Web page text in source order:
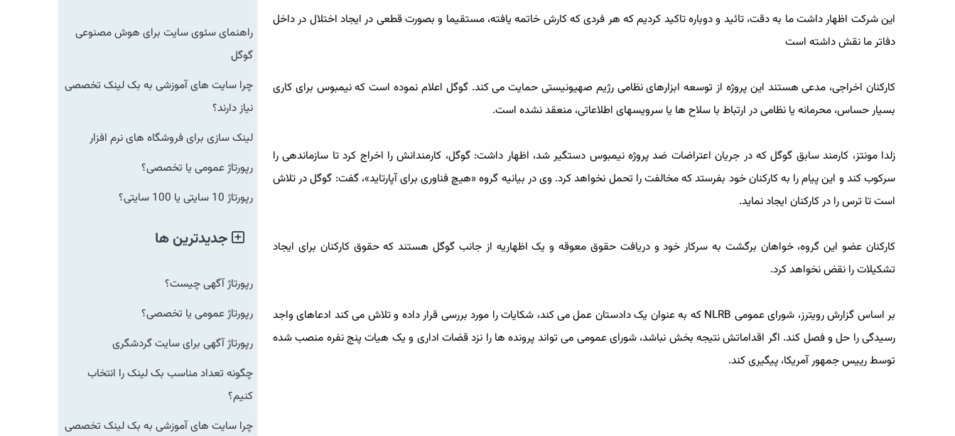
این شرکت اظهار داشت ما به دقت، تائید و دوباره تاکید کردیم که هر فردی که کارش خاتمه یافته، مستقیما و بصورت قطعی در ایجاد اختلال در داخل
دفاتر ما نقش داشته است
کارکنان اخراجی، مدعی هستند این پروژه از توسعه ابزارهای نظامی رژیم صهیونیستی حمایت می کند. گوگل اعلام نموده است که نیمبوس برای کاری
بسیار حساس، محرمانه یا نظامی در ارتباط با سلاح ها یا سرویسهای اطلاعاتی، منعقد نشده است.
زلدا مونتز، کارمند سابق گوگل که در جریان اعتراضات ضد پروژه نیمبوس دستگیر شد، اظهار داشت: گوگل، کارمندانش را اخراج کرد تا سازماندهی را
سرکوب کند و این پیام را به کارکنان خود بفرستد که مخالفت را تحمل نخواهد کرد. وی در بیانیه گروه «هیچ فناوری برای آپارتاید»، گفت: گوگل در تلاش
است تا ترس را در کارکنان ایجاد نماید.
کارکنان عضو این گروه، خواهان برگشت به سرکار خود و دریافت حقوق معوقه و یک اظهاریه از جانب گوگل هستند که حقوق کارکنان برای ایجاد
تشکیلات را نقض نخواهد کرد.
بر اساس گزارش رویترز، شورای عمومی NLRB که به عنوان یک دادستان عمل می کند، شکایات را مورد بررسی قرار داده و تلاش می کند ادعاهای واجد
رسیدگی را حل و فصل کند. اگر اقداماتش نتیجه بخش نباشد، شورای عمومی می تواند پرونده ها را نزد قضات اداری و یک هیات پنج نفره منصب شده
توسط رییس جمهور آمریکا، پیگیری کند.
راهنمای سئوی سایت برای هوش مصنوعی
گوگل
چرا سایت های آموزشی به بک لینک تخصصی
نیاز دارند؟
لینک سازی برای فروشگاه های نرم افزار
رپورتاژ عمومی یا تخصصی؟
رپورتاژ 10 سایتی یا 100 سایتی؟
جدیدترین ها
رپورتاژ آگهی چیست؟
رپورتاژ عمومی یا تخصصی؟
رپورتاژ آگهی برای سایت گردشگری
چگونه تعداد مناسب بک لینک را انتخاب
کنیم؟
چرا سایت های آموزشی به بک لینک تخصصی